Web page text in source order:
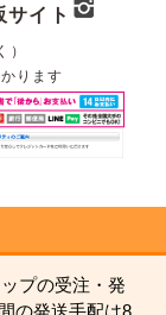
サイト
）
ります
プの受注・発